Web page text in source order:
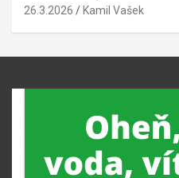
26.3.2026 Kamil Vašek